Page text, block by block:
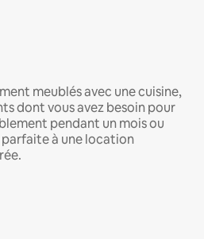
meublés avec une cuisine,
dont vous avez besoin pour
pendant un mois ou
à une location